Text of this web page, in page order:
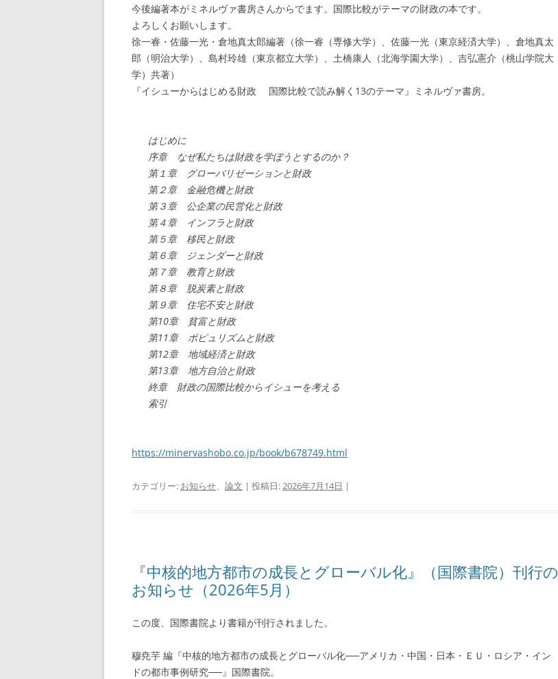
今後編著本がミネルヴァ書房さんからでます。国際比較がテーマの財政の本です。
よろしくお願いします。
徐一睿・佐藤一光・倉地真太郎編著（徐一睿（専修大学）、佐藤一光（東京経済大学）、倉地真太
郎（明治大学）、島村玲雄（東京都立大学）、土橋康人（北海学園大学）、吉弘憲介（桃山学院大
学）共著）
『イシューからはじめる財政 国際比較で読み解く13のテーマ』ミネルヴァ書房。
はじめに
序章 なぜ私たちは財政を学ぼうとするのか？
第１章 グローバリゼーションと財政
第２章 金融危機と財政
第３章 公企業の民営化と財政
第４章 インフラと財政
第５章 移民と財政
第６章 ジェンダーと財政
第７章 教育と財政
第８章 脱炭素と財政
第９章 住宅不安と財政
第10章 貧富と財政
第11章 ポピュリズムと財政
第12章 地域経済と財政
第13章 地方自治と財政
終章 財政の国際比較からイシューを考える
索引
https://minervashobo.co.jp/book/b678749.html
カテゴリー: お知らせ、 論文 | 投稿日:2026年7月14日 |
『中核的地方都市の成長とグローバル化』（国際書院）刊行の
お知らせ（2026年5月）
この度、国際書院より書籍が刊行されました。
穆尭芋 編『中核的地方都市の成長とグローバル化──アメリカ・中国・日本・ＥＵ・ロシア・イン
ドの都市事例研究──』国際書院。